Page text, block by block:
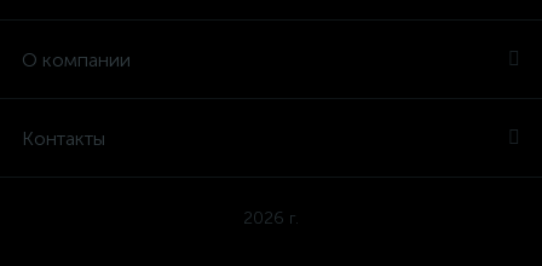
О компании
Контакты
2026 г.